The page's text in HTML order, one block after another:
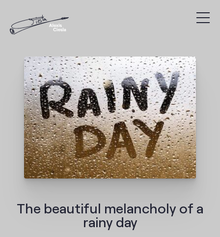
The beautiful melancholy of a
rainy day
Discographie
Vidéos
Recherche
Présentation
Agenda
Liens utiles
Contact